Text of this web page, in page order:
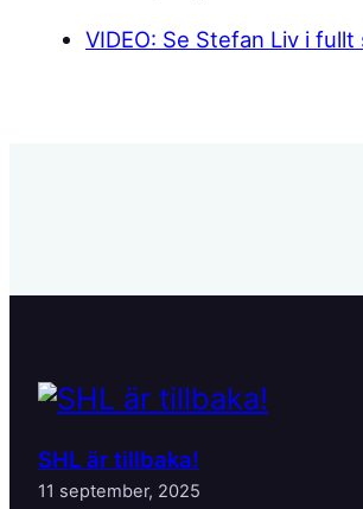
VIDEO: Se Stefan Liv i fullt
SHL är tillbaka!
11 september, 2025